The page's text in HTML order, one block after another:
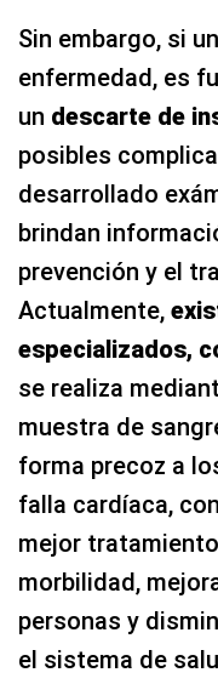
Sin embargo, si
enfermedad, es
un descarte de
posibles
desarrollado
brindan
prevención y el
Actualmente,
especializados,
se realiza
muestra de
forma precoz a
falla cardíaca,
mejor
morbilidad,
personas y
el sistema de